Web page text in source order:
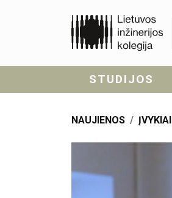
STUDIJOS
NAUJIENOS ĮVYKIAI